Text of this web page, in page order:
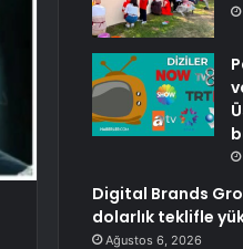
Digital Brands
dolarlık teklifle
Ağustos 6, 2026